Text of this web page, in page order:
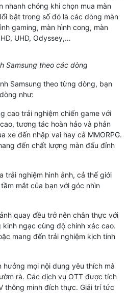
nhanh chóng khi chọn mua màn
bật trong số đó là các dòng màn
gaming, màn hình cong, màn
UHD, Odyssey,…
Samsung theo các dòng
Samsung theo từng dòng, bạn
như:
cao trải nghiệm chiến game với
tương tác hoàn hảo và phản
xe đến nhập vai hay cả MMORPG.
đến chất lượng màn đấu đỉnh
trải nghiệm hình ảnh, cả thế giới
mắt của bạn với góc nhìn
quay đều trở nên chân thực với
kinh ngạc cùng độ chính xác cao.
mang đến trải nghiệm kịch tính
hưởng mọi nội dung yêu thích mà
rà. Các dịch vụ OTT được tích
thông minh đích thực. Giải trí tức